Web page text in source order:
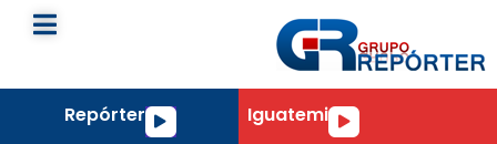
RepórterTocador
IguatemiTocador